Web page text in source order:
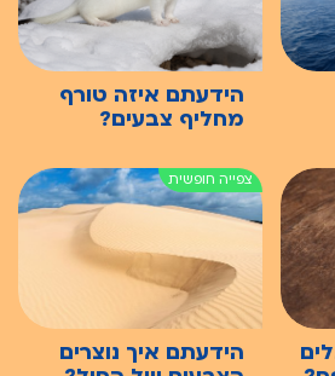
הידעתם איזה טורף
מחליף צבעים?
הידעתם איך נוצרים